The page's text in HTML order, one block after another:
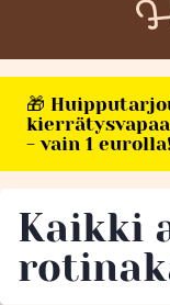
🎁
- vain 1
Kaikki